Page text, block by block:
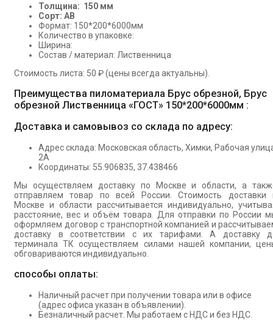
Толщина: 150 мм
Сорт: АВ
Формат: 150*200*6000мм
Количество в упаковке:
Ширина:
Состав / материал: Лиственница
Стоимость листа: 50 ₽ (цены всегда актуальны).
Преимущества пиломатериала Брус обрезной, Брус
обрезной Лиственница «ГОСТ» 150*200*6000мм :
Доставка и самовывоз со склада по адресу:
Адрес склада: Московская область, Химки, Рабочая
2А
Координаты: 55.906835, 37.438466
Мы осуществляем доставку по Москве и области, а
отправляем товар по всей России. Стоимость доставки
Москве и области рассчитывается индивидуально,
расстояние, вес и объём товара. Для отправки по России
оформляем договор с транспортной компанией и
доставку в соответствии с их тарифами. А доставку
терминала ТК осуществляем силами нашей компании,
обговариваются индивидуально.
способы оплаты:
Наличный расчет при получении товара или в офисе
(адрес офиса указан в объявлении).
Безналичный расчет. Мы работаем с НДС и без НДС.